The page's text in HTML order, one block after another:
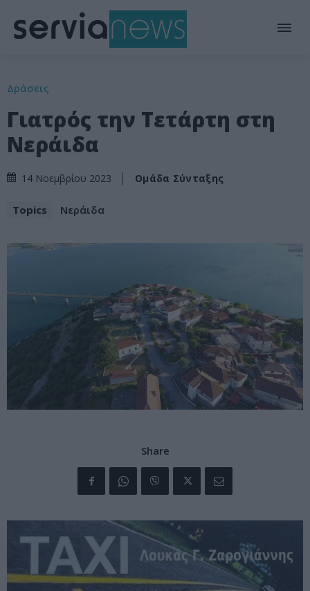
Δράσεις
Γιατρός την Τετάρτη στη
Νεράιδα
14 Νοεμβρίου 2023 Ομάδα Σύνταξης
Topics Νεράιδα
Share